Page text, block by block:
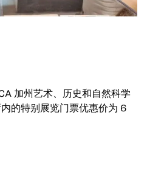
加州艺术、历史和自然科学
的特别展览门票优惠价为 6